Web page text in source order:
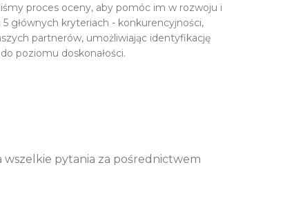
proces oceny, aby pomóc im w rozwoju i
głównych kryteriach - konkurencyjności,
partnerów, umożliwiając identyfikację
poziomu doskonałości.
wszelkie pytania za pośrednictwem